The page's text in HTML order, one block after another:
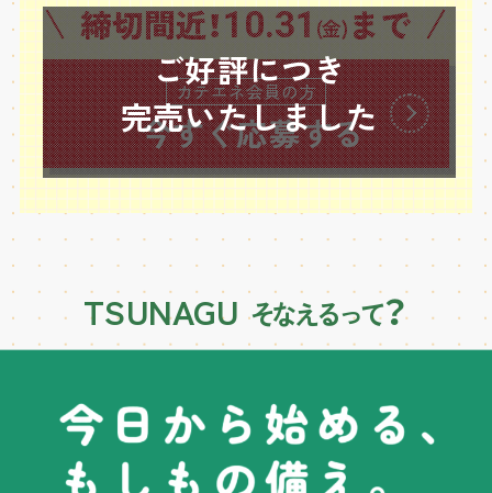
締切間近！10.31(金) まで
カテエネ会員の方
今すぐ応募する
ご好評につき
完売いたしました
TSUNAGUそなえるって？